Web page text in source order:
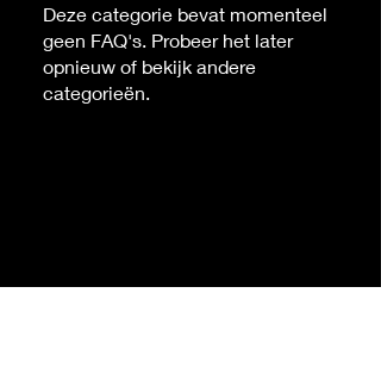
Deze categorie bevat momenteel
geen FAQ's. Probeer het later
opnieuw of bekijk andere
categorieën.